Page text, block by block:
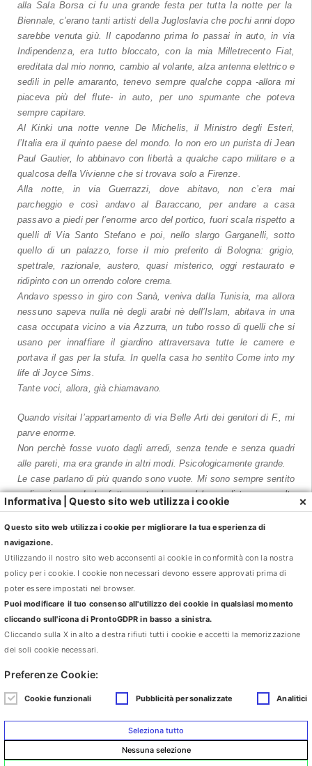
alla Sala Borsa ci fu una grande festa per tutta la notte per la
Biennale, c’erano tanti artisti della Jugloslavia che pochi anni dopo
sarebbe venuta giù. Il capodanno prima lo passai in auto, in via
Indipendenza, era tutto bloccato, con la mia Milletrecento Fiat,
ereditata dal mio nonno, cambio al volante, alza antenna elettrico e
sedili in pelle amaranto, tenevo sempre qualche coppa -allora mi
piaceva più del flute- in auto, per uno spumante che poteva
sempre capitare.
Al Kinki una notte venne De Michelis, il Ministro degli Esteri,
l’Italia era il quinto paese del mondo. Io non ero un purista di Jean
Paul Gautier, lo abbinavo con libertà a qualche capo militare e a
qualcosa della Vivienne che si trovava solo a Firenze.
Alla notte, in via Guerrazzi, dove abitavo, non c’era mai
parcheggio e così andavo al Baraccano, per andare a casa
passavo a piedi per l’enorme arco del portico, fuori scala rispetto a
quelli di Via Santo Stefano e poi, nello slargo Garganelli, sotto
quello di un palazzo, forse il mio preferito di Bologna: grigio,
spettrale, razionale, austero, quasi misterico, oggi restaurato e
ridipinto con un orrendo colore crema.
Andavo spesso in giro con Sanà, veniva dalla Tunisia, ma allora
nessuno sapeva nulla nè degli arabi nè dell’Islam, abitava in una
casa occupata vicino a via Azzurra, un tubo rosso di quelli che si
usano per innaffiare il giardino attraversava tutte le camere e
portava il gas per la stufa. In quella casa ho sentito Come into my
life di Joyce Sims.
Tante voci, allora, già chiamavano.
Quando visitai l’appartamento di via Belle Arti dei genitori di F., mi
parve enorme.
Non perchè fosse vuoto dagli arredi, senza tende e senza quadri
alle pareti, ma era grande in altri modi. Psicologicamente grande.
Le case parlano di più quando sono vuote. Mi sono sempre sentito
a disagio quando ho fatto un trasloco; nel lasso di tempo, molto
delicato, fra lasciare la casa vuota e arrivare nella nuova,
altrettanto spoglia, tutto si intreccia, fra immagini, ricordi e
speranze. Il trasloco con mobili è un momento cruciale nella nostra
storia moderna. A differenza dei miei amici studenti fuorisede, che
se la cavavano con pochi scatoloni, i traslochi che ho vissuto
sono sempre stati completi e totali, con camion e facchini. Vere
operazioni di sradicamento assoluto da case piene di stanze e di
arredi che a loro volta venivano da altre case e da altre storie della
famiglia.
Quando visitai l’appartamentoho pensato che potevo in qualche
immagini. Come in un culto degli antenati, prima dell’alienazione,
si celebra lo spirito delle stanze. Nel solco degli avi e delle loro
come diamanti.
Come into my life, chiamano i riflessi.
Informativa | Questo sito web utilizza i cookie ×
Questo sito web utilizza i cookie per migliorare la tua esperienza di
navigazione.
Utilizzando il nostro sito web acconsenti ai cookie in conformità con la nostra
policy per i cookie. I cookie non necessari devono essere approvati prima di
poter essere impostati nel browser.
Puoi modificare il tuo consenso all'utilizzo dei cookie in qualsiasi momento
cliccando sull'icona di ProntoGDPR in basso a sinistra.
Cliccando sulla X in alto a destra rifiuti tutti i cookie e accetti la memorizzazione
dei soli cookie necessari.
Preferenze Cookie:
Cookie funzionali Pubblicità personalizzate Analitici
Seleziona tutto
Nessuna selezione